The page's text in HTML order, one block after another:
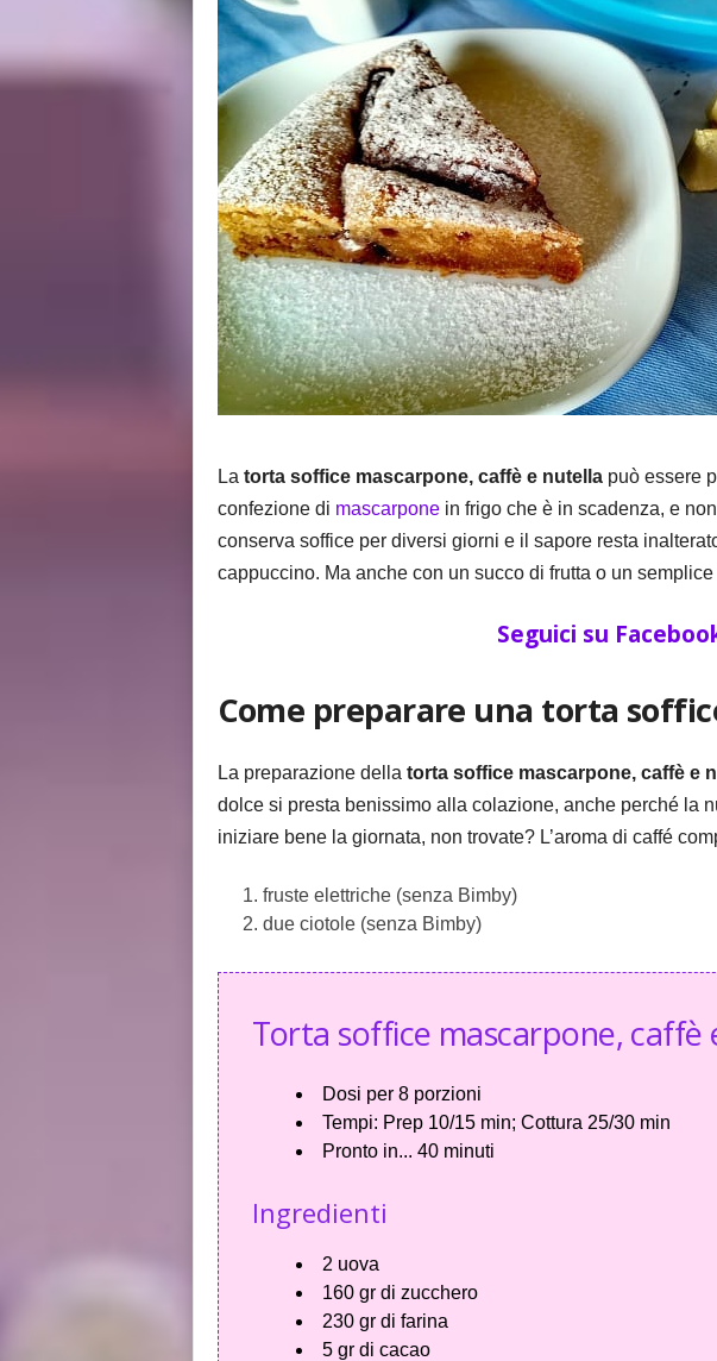
La torta soffice mascarpone, caffè e nutella può essere
confezione di mascarponein frigo che è in scadenza, e
conserva soffice per diversi giorni e il sapore resta
cappuccino. Ma anche con un succo di frutta o un semplice
Seguici su
Come preparare una torta
La preparazione della torta soffice mascarpone, caffè e
dolce si presta benissimo alla colazione, anche perché la
iniziare bene la giornata, non trovate? L’aroma di caffé
fruste elettriche (senza Bimby)
due ciotole (senza Bimby)
Torta soffice mascarpone, caffè
Dosi per8 porzioni
Tempi: Prep 10/15 min; Cottura 25/30 min
Pronto in... 40 minuti
Ingredienti
2 uova
160 gr di zucchero
230 gr di farina
5 gr di cacao